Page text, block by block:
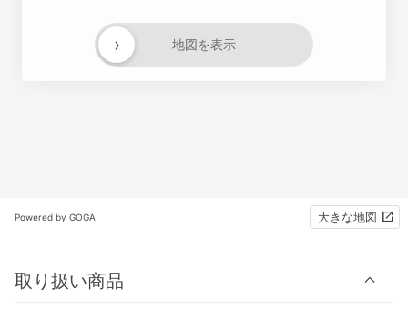
地図を表示
›
Powered by GOGA 大きな地図
取り扱い商品